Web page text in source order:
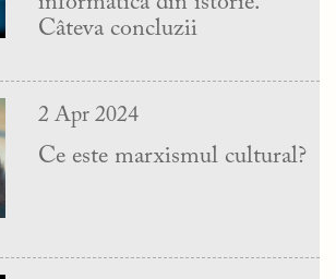
Câteva concluzii
2 Apr 2024
Ce este marxismul cultural?